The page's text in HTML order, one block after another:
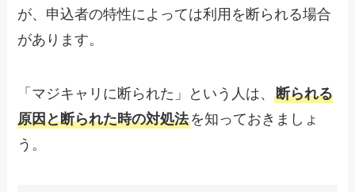
が、申込者の特性によっては利用を断られる場合
があります。
「マジキャリに断られた」という人は、断られる
原因と断られた時の対処法を知っておきましょ
う。